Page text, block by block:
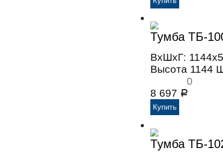
Тумба ТБ-
ВхШхГ:
Высота 1144
0
8 697 Р
Тумба ТБ-